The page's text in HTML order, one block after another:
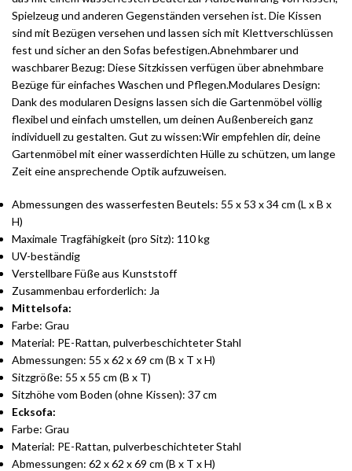
Spielzeug und anderen Gegenständen versehen ist. Die Kissen
sind mit Bezügen versehen und lassen sich mit Klettverschlüssen
fest und sicher an den Sofas befestigen.Abnehmbarer und
waschbarer Bezug: Diese Sitzkissen verfügen über abnehmbare
Bezüge für einfaches Waschen und Pflegen.Modulares Design:
Dank des modularen Designs lassen sich die Gartenmöbel völlig
flexibel und einfach umstellen, um deinen Außenbereich ganz
individuell zu gestalten. Gut zu wissen:Wir empfehlen dir, deine
Gartenmöbel mit einer wasserdichten Hülle zu schützen, um lange
Zeit eine ansprechende Optik aufzuweisen.
Abmessungen des wasserfesten Beutels: 55 x 53 x 34 cm (L x B x
H)
Maximale Tragfähigkeit (pro Sitz): 110 kg
UV-beständig
Verstellbare Füße aus Kunststoff
Zusammenbau erforderlich: Ja
Mittelsofa:
Farbe: Grau
Material: PE-Rattan, pulverbeschichteter Stahl
Abmessungen: 55 x 62 x 69 cm (B x T x H)
Sitzgröße: 55 x 55 cm (B x T)
Sitzhöhe vom Boden (ohne Kissen): 37 cm
Ecksofa:
Farbe: Grau
Material: PE-Rattan, pulverbeschichteter Stahl
Abmessungen: 62 x 62 x 69 cm (B x T x H)